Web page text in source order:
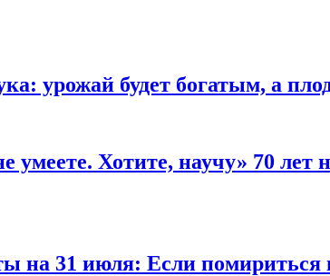
урожай будет богатым, а
умеете. Хотите, научу» 70
на 31 июля: Если помириться в